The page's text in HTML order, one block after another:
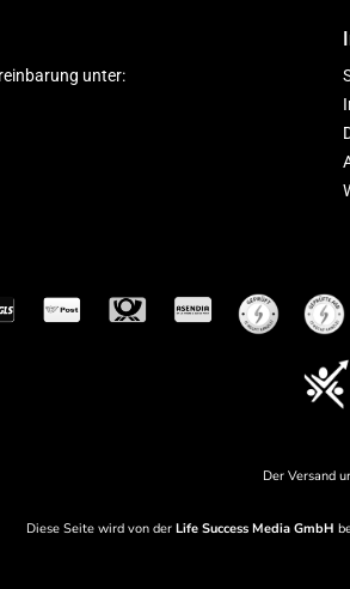
unter:
Der Versand
Diese Seite wird von der Life Success Media GmbH